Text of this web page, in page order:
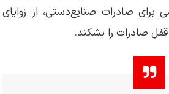
صادرات صنایع‌دستی، از زوایای
صادرات را بشکند.